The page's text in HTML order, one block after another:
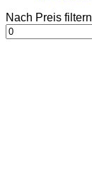
Nach Preis filtern
Min.
Preis